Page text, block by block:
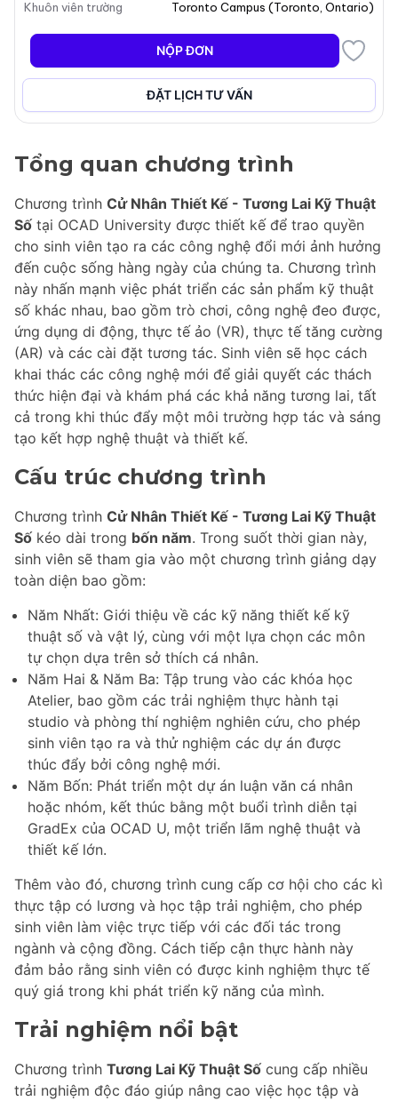
Tổng quan chương trình
Chương trình Cử Nhân Thiết Kế - Tương Lai Kỹ Thuật
Số tại OCAD University được thiết kế để trao quyền
cho sinh viên tạo ra các công nghệ đổi mới ảnh hưởng
đến cuộc sống hàng ngày của chúng ta. Chương trình
này nhấn mạnh việc phát triển các sản phẩm kỹ thuật
số khác nhau, bao gồm trò chơi, công nghệ đeo được,
ứng dụng di động, thực tế ảo (VR), thực tế tăng cường
(AR) và các cài đặt tương tác. Sinh viên sẽ học cách
khai thác các công nghệ mới để giải quyết các thách
thức hiện đại và khám phá các khả năng tương lai, tất
cả trong khi thúc đẩy một môi trường hợp tác và sáng
tạo kết hợp nghệ thuật và thiết kế.
Cấu trúc chương trình
Chương trình Cử Nhân Thiết Kế - Tương Lai Kỹ Thuật
Số kéo dài trong bốn năm. Trong suốt thời gian này,
sinh viên sẽ tham gia vào một chương trình giảng dạy
toàn diện bao gồm:
Năm Nhất: Giới thiệu về các kỹ năng thiết kế kỹ
thuật số và vật lý, cùng với một lựa chọn các môn
tự chọn dựa trên sở thích cá nhân.
Năm Hai & Năm Ba: Tập trung vào các khóa học
Atelier, bao gồm các trải nghiệm thực hành tại
studio và phòng thí nghiệm nghiên cứu, cho phép
sinh viên tạo ra và thử nghiệm các dự án được
thúc đẩy bởi công nghệ mới.
Năm Bốn: Phát triển một dự án luận văn cá nhân
hoặc nhóm, kết thúc bằng một buổi trình diễn tại
GradEx của OCAD U, một triển lãm nghệ thuật và
thiết kế lớn.
Thêm vào đó, chương trình cung cấp cơ hội cho các kì
thực tập có lương và học tập trải nghiệm, cho phép
sinh viên làm việc trực tiếp với các đối tác trong
ngành và cộng đồng. Cách tiếp cận thực hành này
đảm bảo rằng sinh viên có được kinh nghiệm thực tế
quý giá trong khi phát triển kỹ năng của mình.
Trải nghiệm nổi bật
Chương trình Tương Lai Kỹ Thuật Số cung cấp nhiều
trải nghiệm độc đáo giúp nâng cao việc học tập và
Khuôn viên trường
Toronto Campus (Toronto Ontario)
NỘP ĐƠN
ĐẶT LỊCH TƯ VẤN